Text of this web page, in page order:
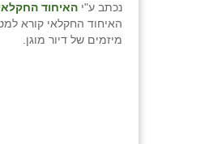
נכתב ע"י האיחוד
מיזמים של דיור מוגן.